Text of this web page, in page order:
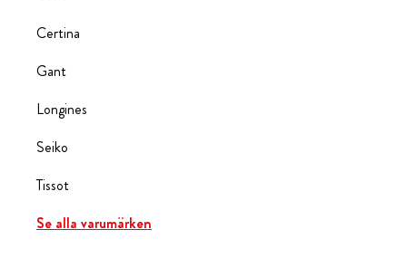
Certina
Gant
Longines
Seiko
Tissot
Se alla varumärken